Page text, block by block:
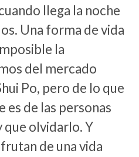
llega la noche
Una forma de vida
la
del mercado
Po, pero de lo que
es de las personas
que olvidarlo. Y
de una vida